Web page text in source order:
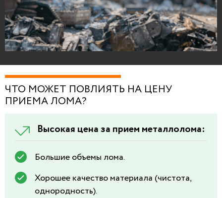
ЧТО МОЖЕТ ПОВЛИЯТЬ НА ЦЕНУ
ПРИЕМА ЛОМА?
Высокая цена за прием металлолома:
Большие объемы лома.
Хорошее качество материала (чистота,
однородность).